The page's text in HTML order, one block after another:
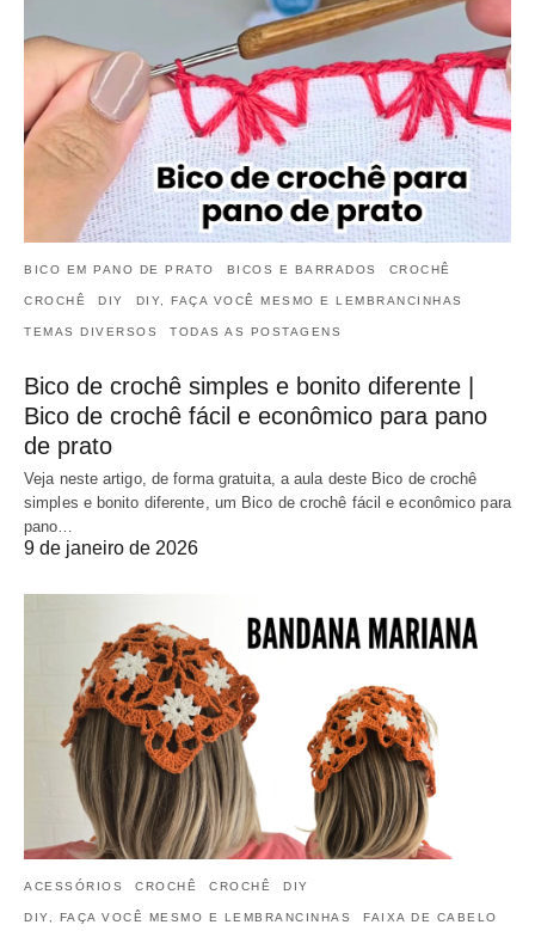
BICO EM PANO DE PRATO BICOS E BARRADOS CROCHÊ
CROCHÊ DIY DIY, FAÇA VOCÊ MESMO E LEMBRANCINHAS
TEMAS DIVERSOS TODAS AS POSTAGENS
Bico de crochê simples e bonito diferente |
Bico de crochê fácil e econômico para pano
de prato
Veja neste artigo, de forma gratuita, a aula deste Bico de crochê
simples e bonito diferente, um Bico de crochê fácil e econômico para
pano…
9 de janeiro de 2026
ACESSÓRIOS CROCHÊ CROCHÊ DIY
DIY, FAÇA VOCÊ MESMO E LEMBRANCINHAS FAIXA DE CABELO